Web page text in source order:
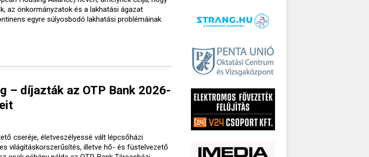
az önkormányzatok és a lakhatási ágazat
egyre súlyosbodó lakhatási problémáinak
– díjazták az OTP Bank 2026-
cseréje, életveszélyessé vált lépcsőházi
világításkorszerűsítés, illetve hő- és füstelvezető